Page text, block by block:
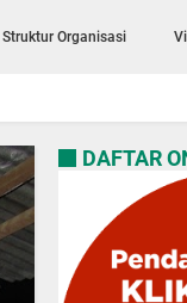
Struktur Organisasi
DAFTAR